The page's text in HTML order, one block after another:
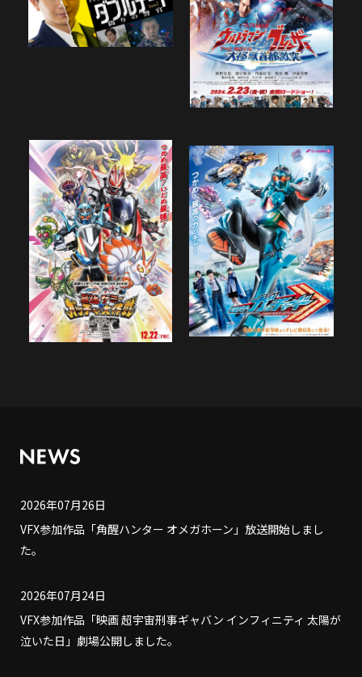
2026年07月26日
VFX参加作品「角醒ハンター オメガホーン」放送開始しまし
た。
2026年07月24日
VFX参加作品「映画 超宇宙刑事ギャバン インフィニティ 太陽が
泣いた日」劇場公開しました。